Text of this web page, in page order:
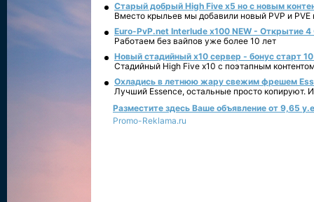
Старый добрый High Five x5 но с новым
Вместо крыльев мы добавили новый PVP и PVE
Euro-PvP.net Interlude х100 NEW - Открытие 4
Работаем без вайпов уже более 10 лет
Новый стадийный х10 сервер - бонус старт
Стадийный High Five x10 с поэтапным
Охладись в летнюю жару свежим фрешем
Лучший Essence, остальные просто копируют.
Разместите здесь Ваше объявление от 9,65
Promo-Reklama.ru